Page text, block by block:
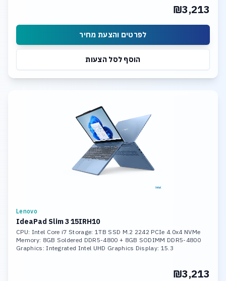
₪3,213
לפרטים והצעת מחיר
הוסף לסל הצעות
Lenovo
IdeaPad Slim 3 15IRH10
CPU: Intel Core i7 Storage: 1TB SSD M.2 2242 PCIe 4.0x4 NVMe
Memory: 8GB Soldered DDR5-4800 + 8GB SODIMM DDR5-4800
Graphics: Integrated Intel UHD Graphics Display: 15.3
₪3,213